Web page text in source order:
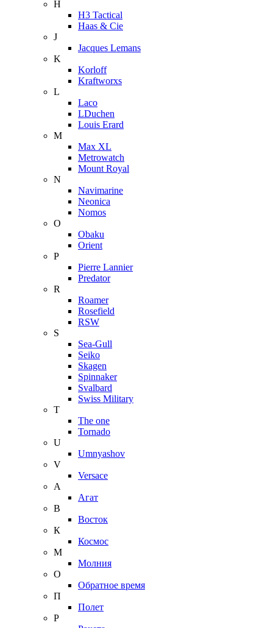
H
H3 Tactical
Haas & Cie
J
Jacques Lemans
K
Korloff
Kraftworxs
L
Laco
LDuchen
Louis Erard
M
Max XL
Metrowatch
Mount Royal
N
Navimarine
Neonica
Nomos
O
Obaku
Orient
P
Pierre Lannier
Predator
R
Roamer
Rosefield
RSW
S
Sea-Gull
Seiko
Skagen
Spinnaker
Svalbard
Swiss Military
T
The one
Tornado
U
Umnyashov
V
Versace
А
Агат
В
Восток
К
Космос
М
Молния
О
Обратное время
П
Полет
Р